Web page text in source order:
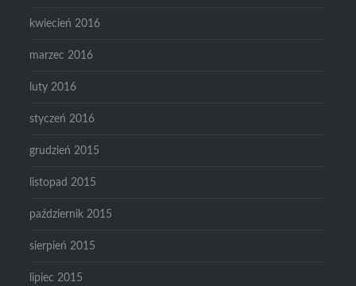
kwiecień 2016
marzec 2016
luty 2016
styczeń 2016
grudzień 2015
listopad 2015
październik 2015
sierpień 2015
lipiec 2015